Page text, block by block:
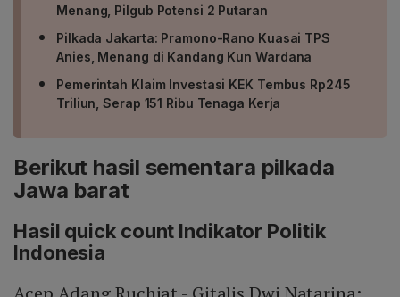
Menang, Pilgub Potensi 2 Putaran
Pilkada Jakarta: Pramono-Rano Kuasai TPS
Anies, Menang di Kandang Kun Wardana
Pemerintah Klaim Investasi KEK Tembus Rp245
Triliun, Serap 151 Ribu Tenaga Kerja
Berikut hasil sementara pilkada
Jawa barat
Hasil quick count Indikator Politik
Indonesia